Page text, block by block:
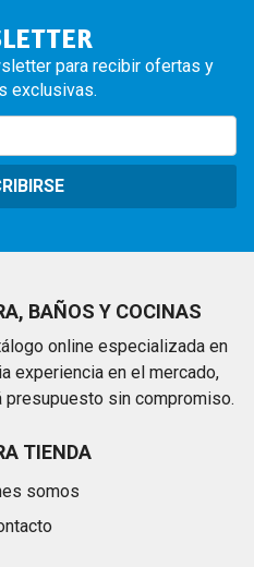
para recibir ofertas y
exclusivas.
BAÑOS Y COCINAS
online especializada en
experiencia en el mercado,
sin compromiso.
TIENDA
somos